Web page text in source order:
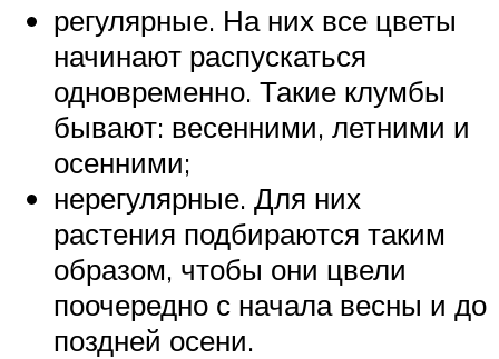
регулярные. На них все цветы
начинают распускаться
одновременно. Такие клумбы
бывают: весенними, летними и
осенними;
нерегулярные. Для них
растения подбираются таким
образом, чтобы они цвели
поочередно с начала весны и до
поздней осени.